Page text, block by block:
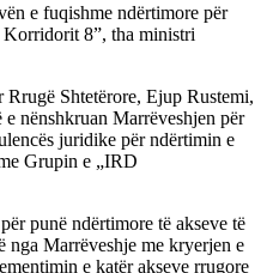
e fuqishme ndërtimore për
Korridorit 8”, tha ministri
Shtetërore, Ejup Rustemi,
nënshkruan Marrëveshjen për
juridike për ndërtimin e
Grupin e „IRD
punë ndërtimore të akseve të
nga Marrëveshje me kryerjen e
e katër akseve rrugore